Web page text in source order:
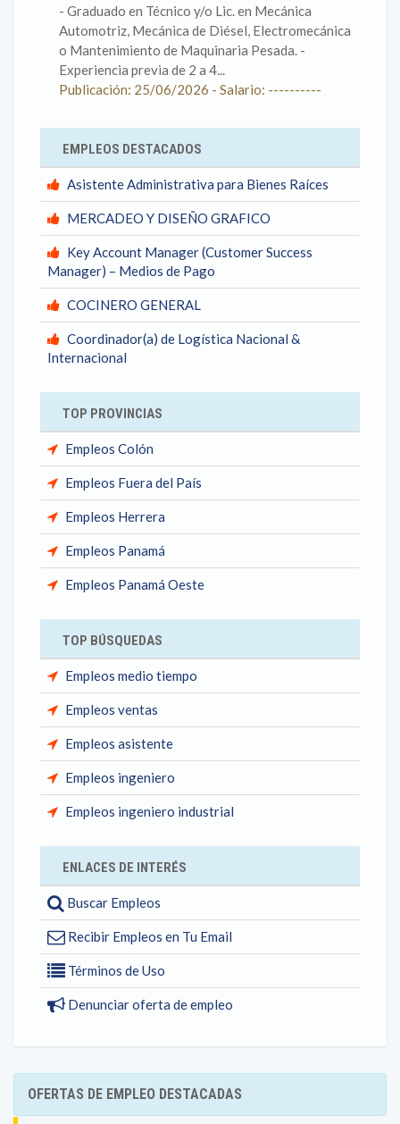
- Graduado en Técnico y/o Lic. en Mecánica
Automotriz, Mecánica de Diésel, Electromecánica
o Mantenimiento de Maquinaria Pesada. -
Experiencia previa de 2 a 4...
Publicación: 25/06/2026 - Salario: ----------
EMPLEOS DESTACADOS
Asistente Administrativa para Bienes Raíces
MERCADEO Y DISEÑO GRAFICO
Key Account Manager (Customer Success
Manager) – Medios de Pago
COCINERO GENERAL
Coordinador(a) de Logística Nacional &
Internacional
TOP PROVINCIAS
Empleos Colón
Empleos Fuera del País
Empleos Herrera
Empleos Panamá
Empleos Panamá Oeste
TOP BÚSQUEDAS
Empleos medio tiempo
Empleos ventas
Empleos asistente
Empleos ingeniero
Empleos ingeniero industrial
ENLACES DE INTERÉS
Buscar Empleos
Recibir Empleos en Tu Email
Términos de Uso
Denunciar oferta de empleo
OFERTAS DE EMPLEO DESTACADAS